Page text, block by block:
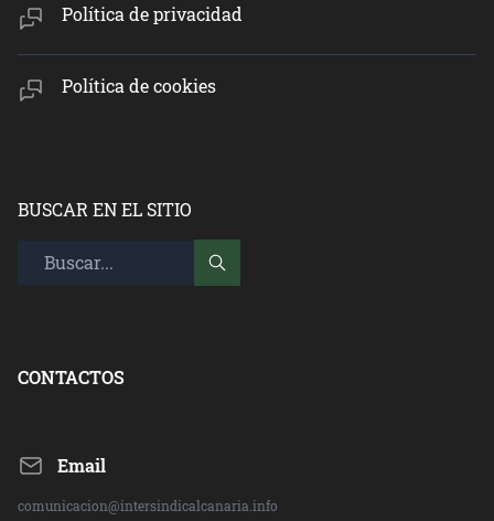
Política de privacidad
Política de cookies
BUSCAR EN EL SITIO
CONTACTOS
Email
comunicacion@intersindicalcanaria.info